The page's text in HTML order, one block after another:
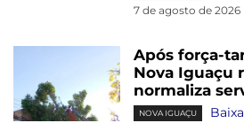
7 de agosto de 2026
Após força-
Nova Iguaçu
normaliza
NOVA IGUAÇU